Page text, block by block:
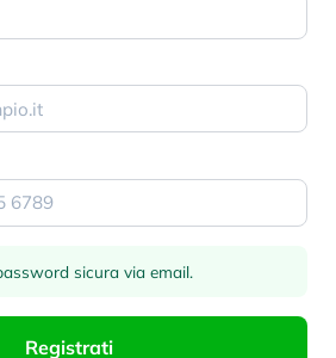
sicura via email.
Registrati